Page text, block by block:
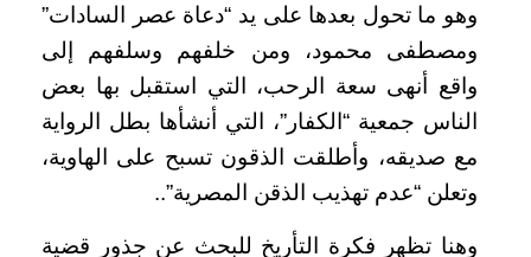
وهو ما تحول بعدها على يد “دعاة عصر السادات”
ومصطفى محمود، ومن خلفهم وسلفهم إلى
واقع أنهى سعة الرحب، التي استقبل بها بعض
الناس جمعية “الكفار”، التي أنشأها بطل الرواية
مع صديقه، وأطلقت الذقون تسبح على الهاوية،
وتعلن “عدم تهذيب الذقن المصرية”..
وهنا تظهر فكرة التأريخ للبحث عن جذور قضية